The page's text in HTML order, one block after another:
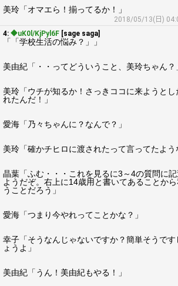
美玲「オマエら！揃ってるか！」
2018/05/13(日)
4: ◆uK0l/KjPyl6F [sage saga]
「「学校生活の悩み？」」
美由紀「・・ってどういうこと、美玲ちゃん？
美玲「ウチが知るか！さっきココに来ようとし
れたんだ！」
愛海「乃々ちゃんに？なんで？」
美玲「確かチヒロに渡されたって言ってたよう
晶葉「ふむ・・・これを見るに3～4の質問に
ようだぞ。右上に14歳用と書いてあることか
うことだろう」
愛海「つまり今やれってことかな？」
幸子「そうなんじゃないですか？簡単そうで
ょうよ」
美由紀「うん！美由紀もやる！」